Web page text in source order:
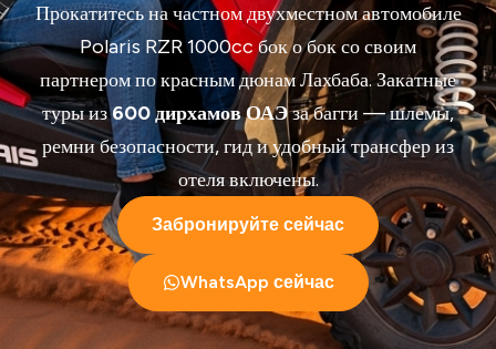
Прокатитесь на частном двухместном автомобиле
Polaris RZR 1000cc бок о бок со своим
партнером по красным дюнам Лахбаба. Закатные
туры из600 дирхамов ОАЭза багги — шлемы,
ремни безопасности, гид и удобный трансфер из
отеля включены.
Забронируйте сейчас
WhatsApp сейчас